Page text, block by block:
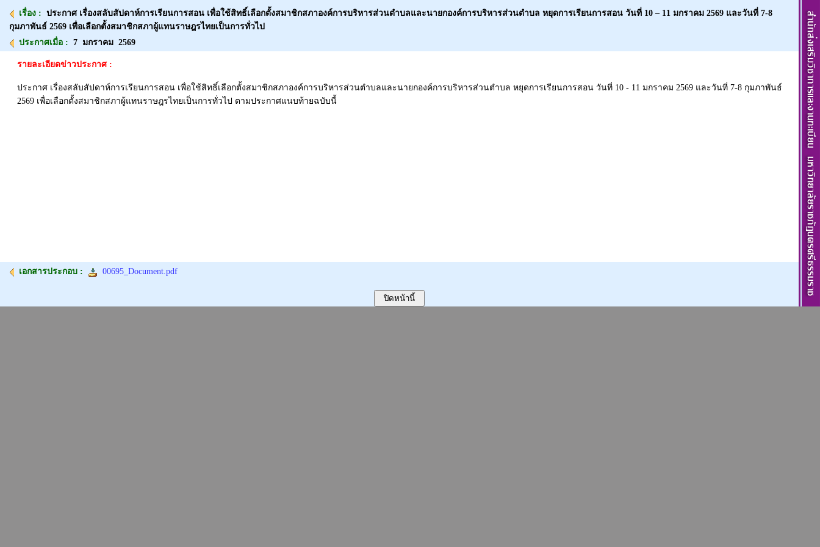
เรื่อง : ประกาศ เรื่องสลับสัปดาห์การเรียนการสอน เพื่อใช้สิทธิ์เลือกตั้งสมาชิกสภาองค์การบริหารส่วนตำบลและนายกองค์การบริหารส่วนตำบล หยุดการเรียนการสอน วันที่ 10 – 11 มกราคม 2569 และวันที่ 7-8
กุมภาพันธ์ 2569 เพื่อเลือกตั้งสมาชิกสภาผู้แทนราษฎรไทยเป็นการทั่วไป
ประกาศเมื่อ : 7 มกราคม 2569
รายละเอียดข่าวประกาศ :
ประกาศ เรื่องสลับสัปดาห์การเรียนการสอน เพื่อใช้สิทธิ์เลือกตั้งสมาชิกสภาองค์การบริหารส่วนตำบลและนายกองค์การบริหารส่วนตำบล หยุดการเรียนการสอน วันที่ 10 - 11 มกราคม 2569 และวันที่ 7-8 กุมภาพันธ์
2569 เพื่อเลือกตั้งสมาชิกสภาผู้แทนราษฎรไทยเป็นการทั่วไป ตามประกาศแนบท้ายฉบับนี้
เอกสารประกอบ : 00695_Document.pdf